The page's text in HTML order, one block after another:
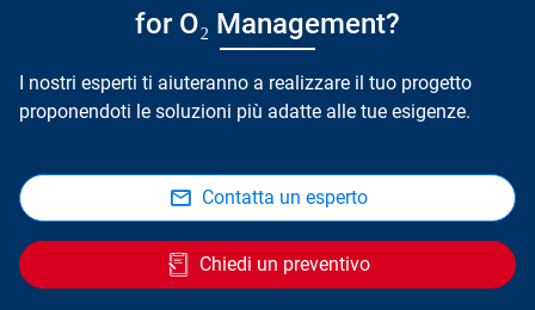
for O₂ Management?
I nostri esperti ti aiuteranno a realizzare il tuo progetto
proponendoti le soluzioni più adatte alle tue esigenze.
Contatta un esperto
Chiedi un preventivo